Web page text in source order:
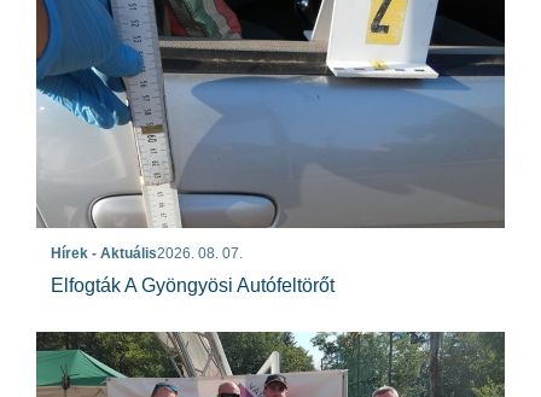
Hírek - Aktuális2026. 08. 07.
Elfogták A Gyöngyösi Autófeltörőt